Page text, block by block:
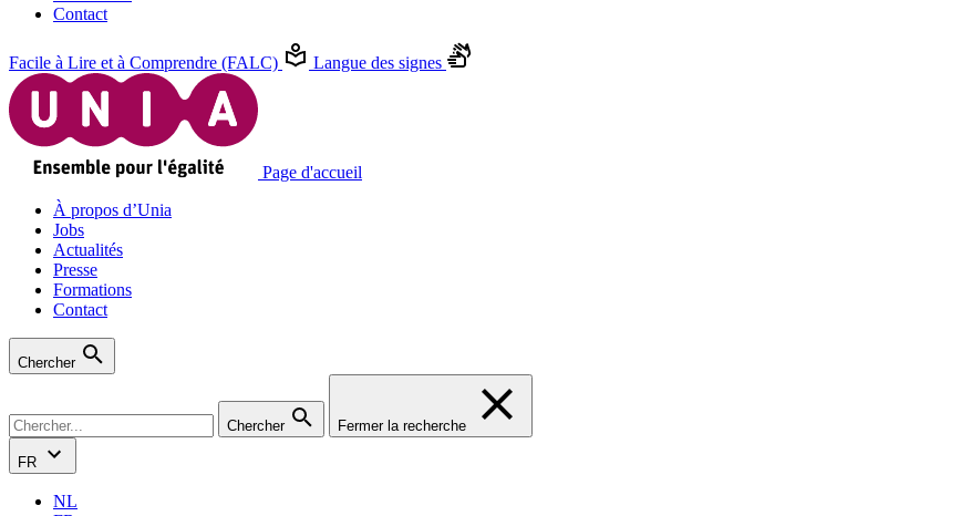
Contact
Facile à Lire et à Comprendre (FALC) Langue des signes
Page d'accueil
À propos d’Unia
Jobs
Actualités
Presse
Formations
Contact
Chercher
Chercher Fermer la recherche
FR
NL